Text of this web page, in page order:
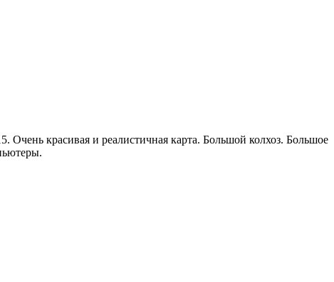
красивая и реалистичная карта. Большой колхоз. Большое